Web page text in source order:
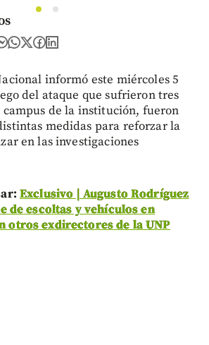
1 2
informó este miércoles 5
del ataque que sufrieron tres
de la institución, fueron
medidas para reforzar la
en las investigaciones
Exclusivo | Augusto Rodríguez
de escoltas y vehículos en
otros exdirectores de la UNP